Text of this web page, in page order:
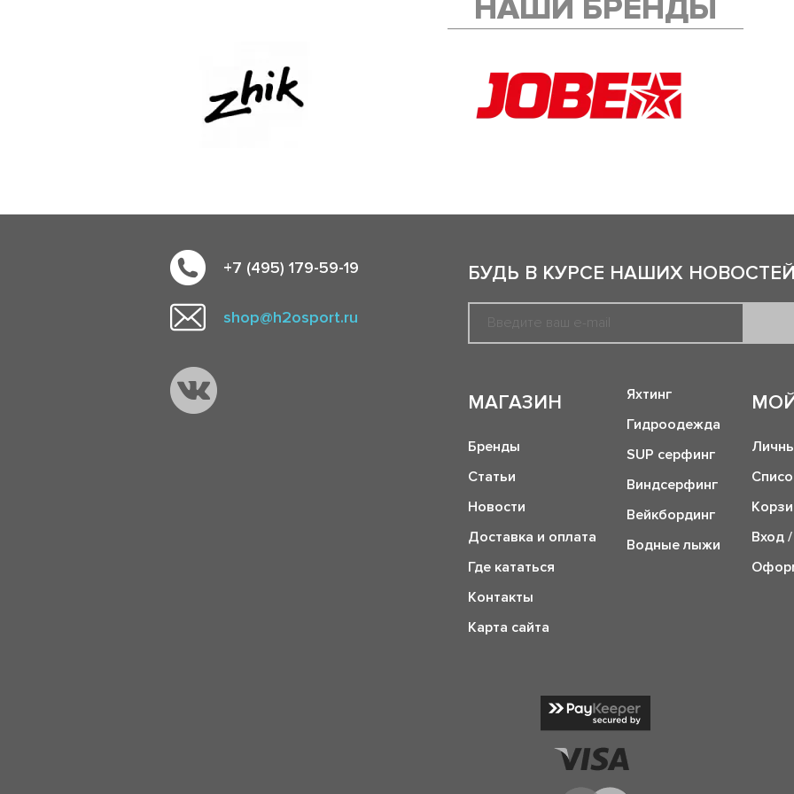
НАШИ БРЕНДЫ
+7 (495) 179-59-19
shop@h2osport.ru
БУДЬ В КУРСЕ НАШИХ
МАГАЗИН
Бренды
Статьи
Новости
Доставка и оплата
Где кататься
Контакты
Карта сайта
Яхтинг
Гидроодежда
SUP серфинг
Виндсерфинг
Вейкбординг
Водные лыжи
Вход